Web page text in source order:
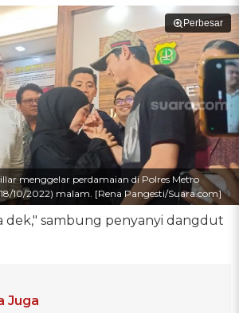
Perbesar
menggelar perdamaian di Polres Metro
10/2022) malam. [Rena Pangesti/Suara.com]
dek," sambung penyanyi dangdut
Juga